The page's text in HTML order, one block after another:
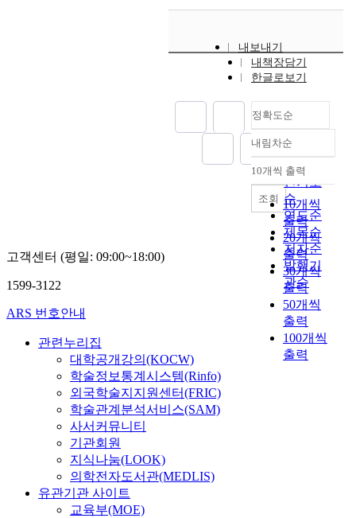
내보내기
내책장담기
한글로보기
정확도순
정확도
순
인기도
순
연도순
제목순
저자순
발행기
관순
내림차순
내림차순
10개씩 출력
10개씩
출력
20개씩
출력
30개씩
출력
50개씩
출력
100개씩
출력
조회
고객센터 (평일: 09:00~18:00)
1599-3122
ARS 번호안내
관련누리집
대학공개강의(KOCW)
학술정보통계시스템(Rinfo)
외국학술지지원센터(FRIC)
학술관계분석서비스(SAM)
사서커뮤니티
기관회원
지식나눔(LOOK)
의학전자도서관(MEDLIS)
유관기관 사이트
교육부(MOE)